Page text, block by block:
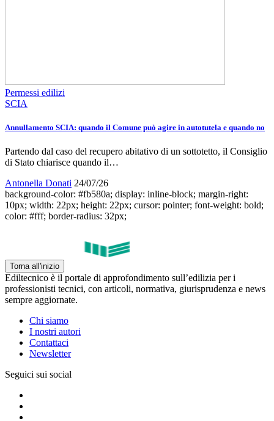
Permessi edilizi
SCIA
Annullamento SCIA: quando il Comune può agire in autotutela e quando no
Partendo dal caso del recupero abitativo di un sottotetto, il Consiglio
di Stato chiarisce quando il…
Antonella Donati 24/07/26
background-color: #fb580a; display: inline-block; margin-right:
10px; width: 22px; height: 22px; cursor: pointer; font-weight: bold;
color: #fff; border-radius: 32px;
Torna all'inizio
Ediltecnico è il portale di approfondimento sull’edilizia per i
professionisti tecnici, con articoli, normativa, giurisprudenza e news
sempre aggiornate.
Chi siamo
I nostri autori
Contattaci
Newsletter
Seguici sui social